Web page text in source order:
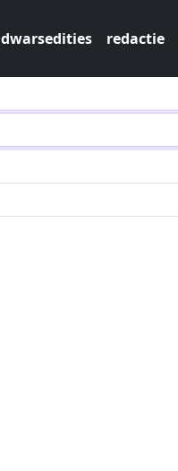
dwarsedities
redactie